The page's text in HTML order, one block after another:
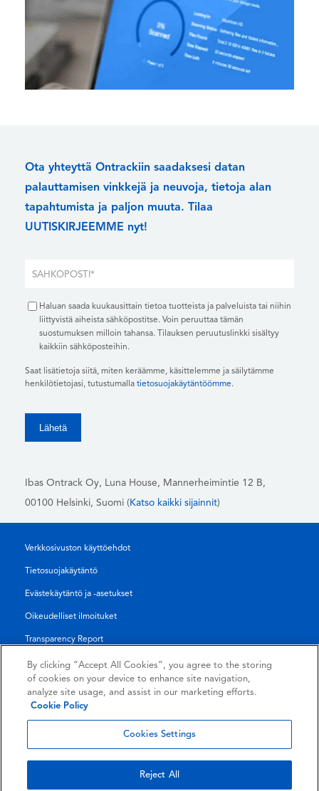
Ota yhteyttä Ontrackiin saadaksesi datan
palauttamisen vinkkejä ja neuvoja, tietoja alan
tapahtumista ja paljon muuta. Tilaa
UUTISKIRJEEMME nyt!
Haluan saada kuukausittain tietoa tuotteista ja palveluista tai niihin
liittyvistä aiheista sähköpostitse. Voin peruuttaa tämän
suostumuksen milloin tahansa. Tilauksen peruutuslinkki sisältyy
kaikkiin sähköposteihin.
Saat lisätietoja siitä, miten keräämme, käsittelemme ja säilytämme
henkilötietojasi, tutustumalla tietosuojakäytäntöömme.
Ibas Ontrack Oy, Luna House, Mannerheimintie 12 B,
00100 Helsinki, Suomi (Katso kaikki sijainnit)
Verkkosivuston käyttöehdot
Tietosuojakäytäntö
Evästekäytäntö ja -asetukset
Oikeudelliset ilmoituket
Transparency Report
Myynti- ja Toimitusehdot
Authorised Partner Agreement
By clicking “Accept All Cookies”, you agree to the storing
of cookies on your device to enhance site navigation,
analyze site usage, and assist in our marketing efforts.
Cookie Policy
Cookies Settings
Reject All